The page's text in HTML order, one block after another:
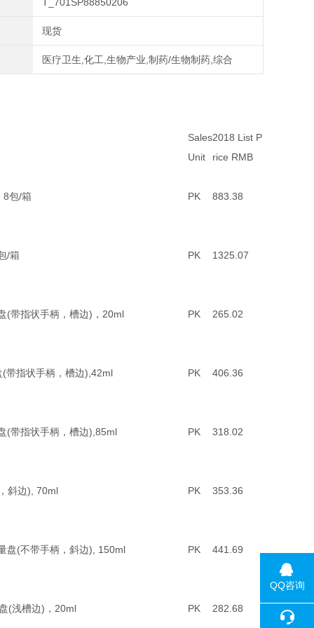
现货
医疗卫生,化工,生物产业,制药/生物制药,综合
Sales
Unit
2018 List P
rice RMB
8包/箱 PK 883.38
/箱 PK 1325.07
(带指状手柄，槽边)，20ml PK 265.02
带指状手柄，槽边),42ml PK 406.36
(带指状手柄，槽边),85ml PK 318.02
斜边), 70ml PK 353.36
盘(不带手柄，斜边), 150ml PK 441.69
(浅槽边)，20ml PK 282.68
QQ咨询